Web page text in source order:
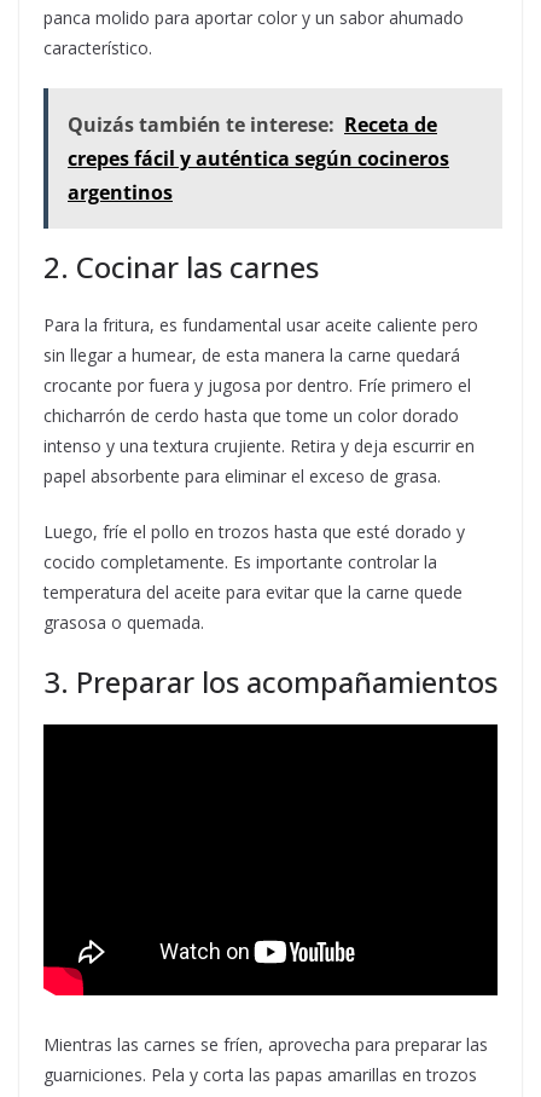
panca molido para aportar color y un sabor ahumado
característico.
Quizás también te interese: Receta de
crepes fácil y auténtica según cocineros
argentinos
2. Cocinar las carnes
Para la fritura, es fundamental usar aceite caliente pero
sin llegar a humear, de esta manera la carne quedará
crocante por fuera y jugosa por dentro. Fríe primero el
chicharrón de cerdo hasta que tome un color dorado
intenso y una textura crujiente. Retira y deja escurrir en
papel absorbente para eliminar el exceso de grasa.
Luego, fríe el pollo en trozos hasta que esté dorado y
cocido completamente. Es importante controlar la
temperatura del aceite para evitar que la carne quede
grasosa o quemada.
3. Preparar los acompañamientos
Mientras las carnes se fríen, aprovecha para preparar las
guarniciones. Pela y corta las papas amarillas en trozos